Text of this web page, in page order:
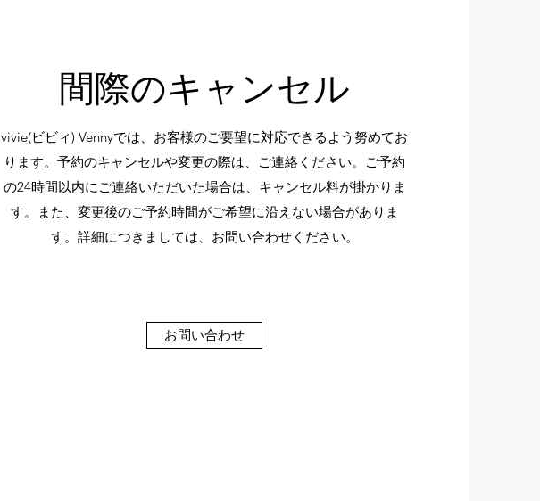
間際のキャンセル
vivie(ビビィ) Vennyでは、お客様のご要望に対応できるよう努めてお
ります。予約のキャンセルや変更の際は、ご連絡ください。ご予約
の24時間以内にご連絡いただいた場合は、キャンセル料が掛かりま
す。また、変更後のご予約時間がご希望に沿えない場合がありま
す。詳細につきましては、お問い合わせください。
お問い合わせ